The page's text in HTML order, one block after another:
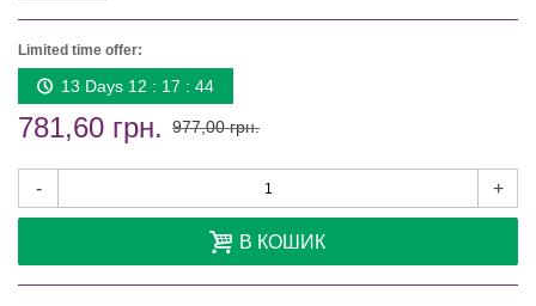
Limited time offer:
13 Days 12 : 17 : 44
781,60 грн. 977,00 грн.
- +
В КОШИК